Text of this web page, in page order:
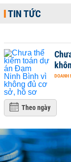
TIN TỨC
DOANH
Theo ngày